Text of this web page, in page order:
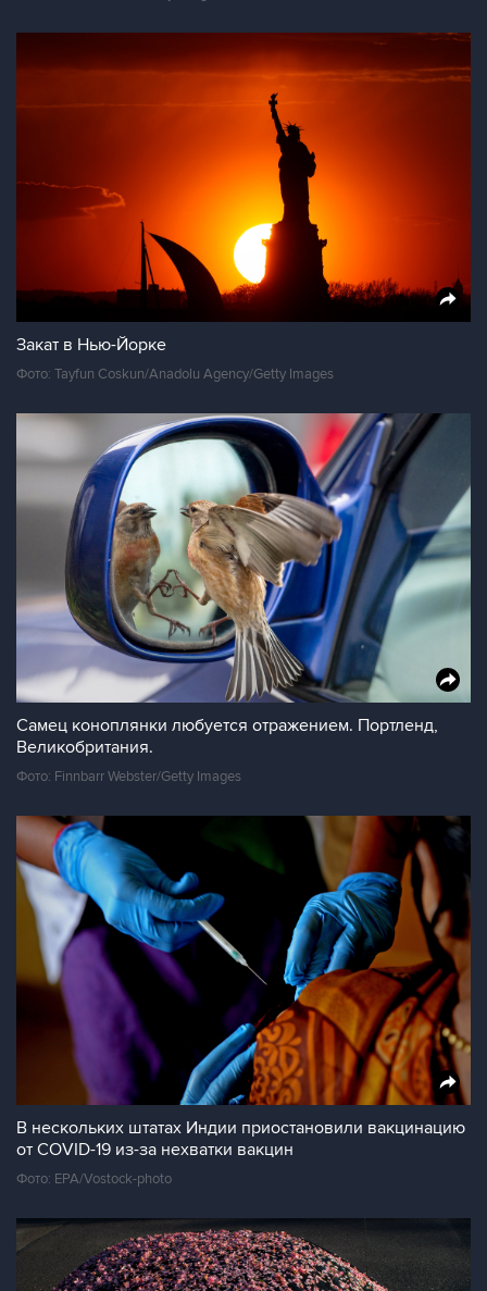
Закат в Нью-Йорке
Фото: Tayfun Coskun/Anadolu Agency/Getty Images
Самец коноплянки любуется отражением. Портленд,
Великобритания.
Фото: Finnbarr Webster/Getty Images
В нескольких штатах Индии приостановили вакцинацию
от COVID-19 из-за нехватки вакцин
Фото: EPA/Vostock-photo